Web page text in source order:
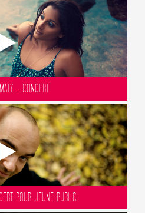
- CONCERT
POUR JEUNE PUBLIC